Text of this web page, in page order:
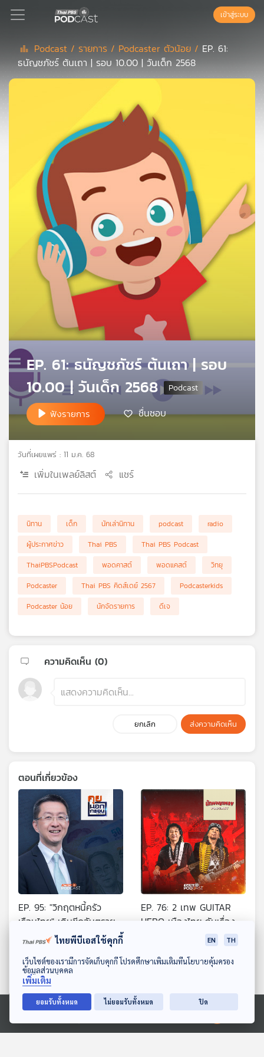
Podcast
บทความ
ข่าว
และ
กิจกรรม
เกี่ยว
เครือ
แผนที่
วิทยุ
เครือ
ข่าย
ดาวน์โหลด Thai PBS Podcast Application
Ⓒ 2020 องค์การกระจายเสียงและแพร่ภาพสาธารณะแห่งประเทศไทย
เข้าสู่ระบบ
Podcast / รายการ / Podcaster ตัวน้อย / EP. 61:
ธนัญชภัชร์ ต้นเถา | รอบ 10.00 | วันเด็ก 2568
EP. 61: ธนัญชภัชร์ ต้นเถา | รอบ
10.00 | วันเด็ก 2568
ฟังรายการ ชื่นชอบ
วันที่เผยแพร่ : 11 ม.ค. 68
เพิ่มในเพลย์ลิสต์ แชร์
นิทาน เด็ก นักเล่านิทาน podcast
radio
ผู้ประกาศข่าว
Thai PBS
Thai PBS Podcast
ThaiPBSPodcast
พอดคาสต์ พอดแคสต์
วิทยุ
Podcaster
Thai PBS คิดส์เดย์ 2567
Podcasterkids
Podcaster น้อย
นักจัดรายการ ดีเจ
ความคิดเห็น (0)
ยกเลิก ส่งความคิดเห็น
ตอนที่เกี่ยวข้อง
EP. 95: "วิกฤตหนี้ครัว
เรือนไทย" เกินขีดอันตราย
คุยนอกกรอบ
EP. 76: 2 เทพ GUITAR
HERO เมืองไทย กับเรื่องที่
นักผจญเพลง Podcast
ไทยพีบีเอสใช้คุกกี้ EN TH
เว็บไซต์ของเรามีการจัดเก็บคุกกี้ โปรดศึกษาเพิ่มเติมที่นโยบายคุ้มครอง
ข้อมูลส่วนบุคคล
เพิ่มเติม
ยอมรับทั้งหมด ไม่ยอมรับทั้งหมด ปิด